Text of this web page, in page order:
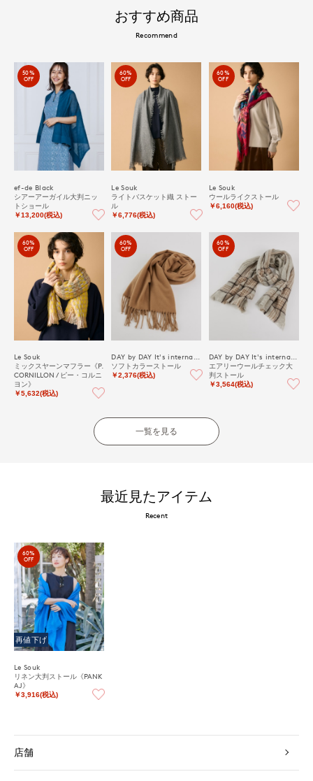
おすすめ商品
Recommend
50%
OFF
ef-de Black
シアーアーガイル大判ニッ
トショール
￥13,200(税込)
60%
OFF
Le Souk
ライトバスケット織 ストー
ル
￥6,776(税込)
60%
OFF
Le Souk
ウールライクストール
￥6,160(税込)
60%
OFF
Le Souk
ミックスヤーンマフラー《P.
CORNILLON / ピー・コルニ
ヨン》
￥5,632(税込)
60%
OFF
ソフトカラーストール
￥2,376(税込)
60%
OFF
エアリーウールチェック大
判ストール
￥3,564(税込)
一覧を見る
最近見たアイテム
Recent
60%
OFF
再値下げ
Le Souk
リネン大判ストール《PANK
AJ》
￥3,916(税込)
店舗